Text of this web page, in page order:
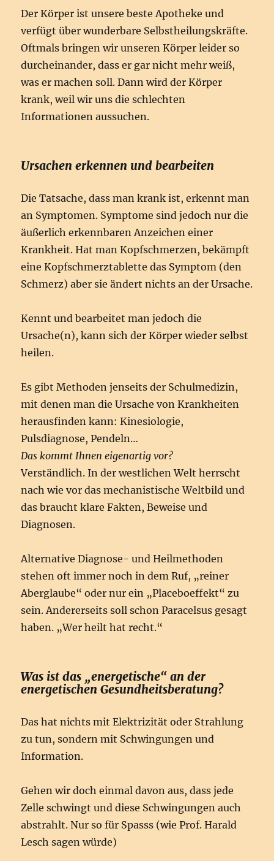
Der Körper ist unsere beste Apotheke und
verfügt über wunderbare Selbstheilungskräfte.
Oftmals bringen wir unseren Körper leider so
durcheinander, dass er gar nicht mehr weiß,
was er machen soll. Dann wird der Körper
krank, weil wir uns die schlechten
Informationen aussuchen.
Ursachen erkennen und bearbeiten
Die Tatsache, dass man krank ist, erkennt man
an Symptomen. Symptome sind jedoch nur die
äußerlich erkennbaren Anzeichen einer
Krankheit. Hat man Kopfschmerzen, bekämpft
eine Kopfschmerztablette das Symptom (den
Schmerz) aber sie ändert nichts an der Ursache.
Kennt und bearbeitet man jedoch die
Ursache(n), kann sich der Körper wieder selbst
heilen.
Es gibt Methoden jenseits der Schulmedizin,
mit denen man die Ursache von Krankheiten
herausfinden kann: Kinesiologie,
Pulsdiagnose, Pendeln…
Das kommt Ihnen eigenartig vor?
Verständlich. In der westlichen Welt herrscht
nach wie vor das mechanistische Weltbild und
das braucht klare Fakten, Beweise und
Diagnosen.
Alternative Diagnose- und Heilmethoden
stehen oft immer noch in dem Ruf, „reiner
Aberglaube“ oder nur ein „Placeboeffekt“ zu
sein. Andererseits soll schon Paracelsus gesagt
haben. „Wer heilt hat recht.“
Was ist das „energetische“ an der
energetischen Gesundheitsberatung?
Das hat nichts mit Elektrizität oder Strahlung
zu tun, sondern mit Schwingungen und
Information.
Gehen wir doch einmal davon aus, dass jede
Zelle schwingt und diese Schwingungen auch
abstrahlt. Nur so für Spasss (wie Prof. Harald
Lesch sagen würde)